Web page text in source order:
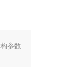
参数